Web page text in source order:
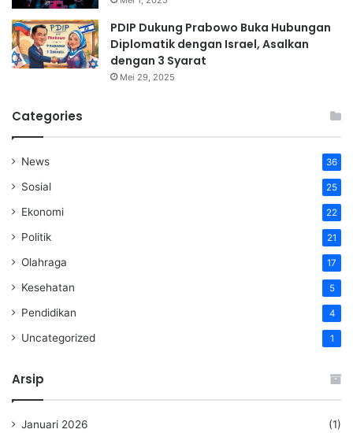
PDIP Dukung Prabowo Buka Hubungan
Diplomatik dengan Israel, Asalkan
dengan 3 Syarat
Mei 29, 2025
Categories
News 36
Sosial 25
Ekonomi 22
Politik 21
Olahraga 17
Kesehatan 5
Pendidikan 4
Uncategorized 1
Arsip
Januari 2026
(1)